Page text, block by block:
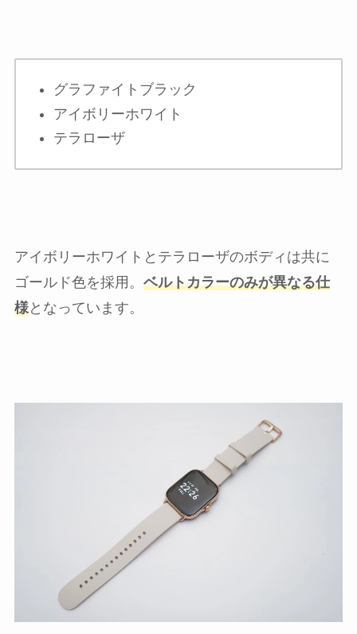
グラファイトブラック
アイボリーホワイト
テラローザ
アイボリーホワイトとテラローザのボディは共に
ゴールド色を採用。 ベルトカラーのみが異なる仕
様となっています。